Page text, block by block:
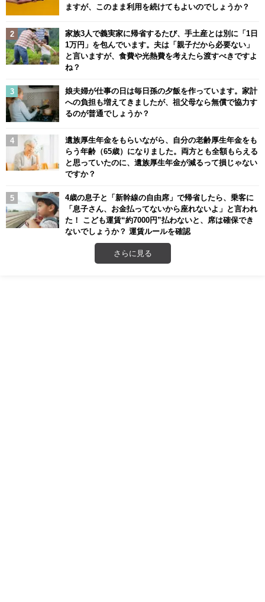
ますが、このまま利用を続けてもよいのでしょうか？
家族3人で義実家に帰省するたび、手土産とは別に「1日
1万円」を包んでいます。夫は「親子だから必要ない」
と言いますが、食費や光熱費を考えたら渡すべきですよ
ね？
娘夫婦が仕事の日は毎日孫の夕飯を作っています。家計
への負担も増えてきましたが、祖父母なら無償で協力す
るのが普通でしょうか？
遺族厚生年金をもらいながら、自分の老齢厚生年金をも
らう年齢（65歳）になりました。両方とも全額もらえる
と思っていたのに、遺族厚生年金が減るって損じゃない
ですか？
4歳の息子と「新幹線の自由席」で帰省したら、乗客に
「息子さん、お金払ってないから座れないよ」と言われ
た！ こども運賃“約7000円”払わないと、席は確保でき
ないでしょうか？ 運賃ルールを確認
さらに見る